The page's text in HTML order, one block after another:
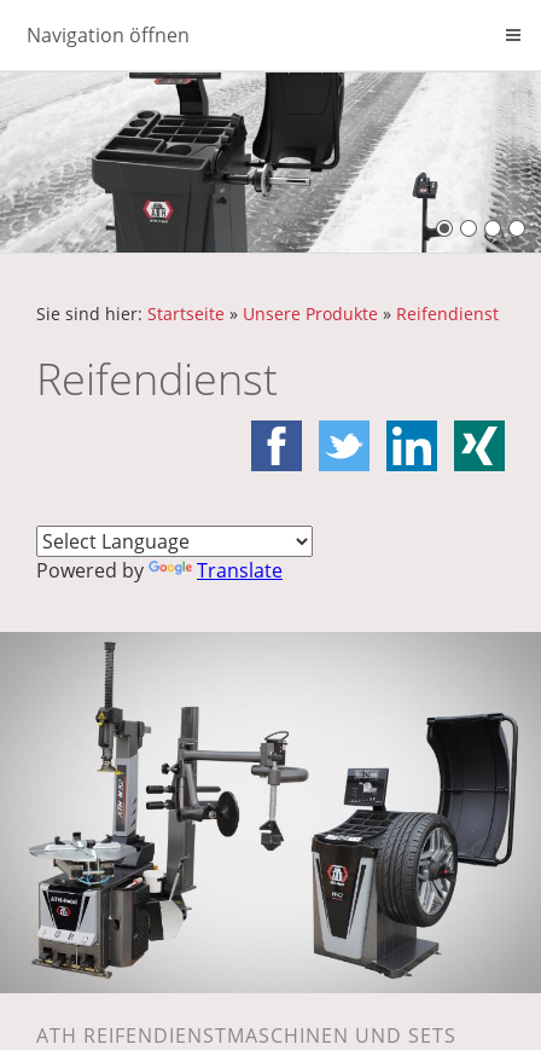
Navigation öffnen
Sie sind hier: Startseite » Unsere Produkte » Reifendienst
Reifendienst
Powered by Translate
ATH REIFENDIENSTMASCHINEN UND SETS